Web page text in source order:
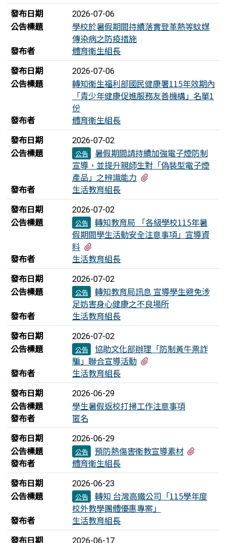
發布日期
2026-07-06
公告標題
學校於暑假期間持續落實登革熱等蚊媒
傳染病之防疫措施
發布者
體育衛生組長
發布日期
2026-07-06
公告標題
轉知衛生福利部國民健康署115年效期內
「青少年健康促進服務友善機構」名單1
份
發布者
體育衛生組長
發布日期
2026-07-02
公告標題 公告
暑假期間請持續加強電子煙防制
宣導，並提升親師生對「偽裝型電子煙
產品」之辨識能力
發布者
生活教育組長
發布日期
2026-07-02
公告標題 公告
轉知教育局 「各級學校115年暑
假期間學生活動安全注意事項」宣導資
料
發布者
生活教育組長
發布日期
2026-07-02
公告標題 公告
轉知教育局訊息 宣導學生避免涉
足妨害身心健康之不良場所
發布者
生活教育組長
發布日期
2026-07-02
公告標題 公告
協助文化部辦理「防制黃牛票詐
騙」聯合宣導活動
發布者
生活教育組長
發布日期
2026-06-29
公告標題
學生暑假返校打掃工作注意事項
發布者
匿名
發布日期
2026-06-29
公告標題 公告 預防熱傷害衛教宣導素材
發布者
體育衛生組長
發布日期
2026-06-23
公告標題 公告
轉知 台灣高鐵公司「115學年度
校外教學團體優惠專案」
發布者
生活教育組長
發布日期
2026-06-17